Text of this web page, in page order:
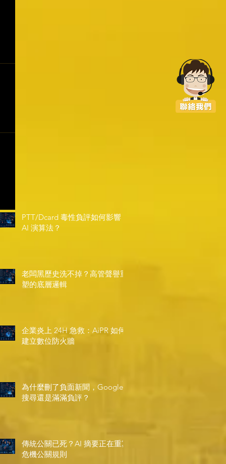
PTT/Dcard 毒性負評如何影響
AI 演算法？
老闆黑歷史洗不掉？高管聲譽重
塑的底層邏輯
企業炎上 24H 急救：AiPR 如何
建立數位防火牆
為什麼刪了負面新聞，Google
搜尋還是滿滿負評？
傳統公關已死？AI 摘要正在重寫
危機公關規則